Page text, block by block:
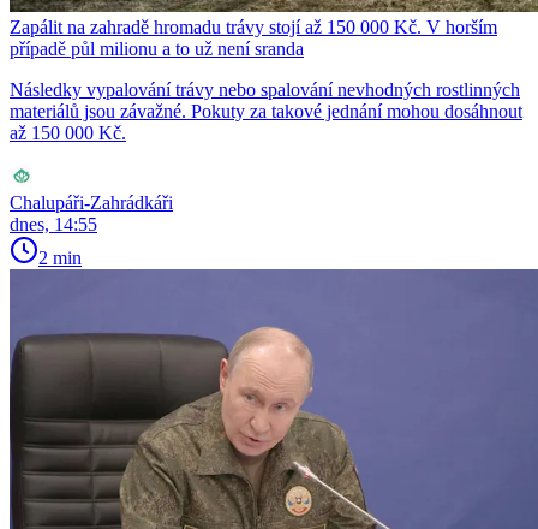
Zapálit na zahradě hromadu trávy stojí až 150 000 Kč. V horším
případě půl milionu a to už není sranda
Následky vypalování trávy nebo spalování nevhodných rostlinných
materiálů jsou závažné. Pokuty za takové jednání mohou dosáhnout
až 150 000 Kč.
Chalupáři-Zahrádkáři
dnes, 14:55
2 min